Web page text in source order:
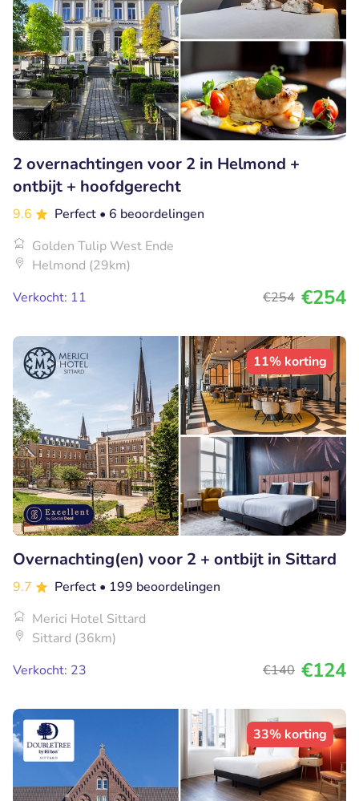
2 overnachtingen voor 2 in Helmond +
ontbijt + hoofdgerecht
9.6 Perfect • 6 beoordelingen
Golden Tulip West Ende
Helmond (29km)
Verkocht: 11
€254 €254
11% korting
Overnachting(en) voor 2 + ontbijt in Sittard
9.7 Perfect • 199 beoordelingen
Merici Hotel Sittard
Sittard (36km)
Verkocht: 23
€140 €124
33% korting